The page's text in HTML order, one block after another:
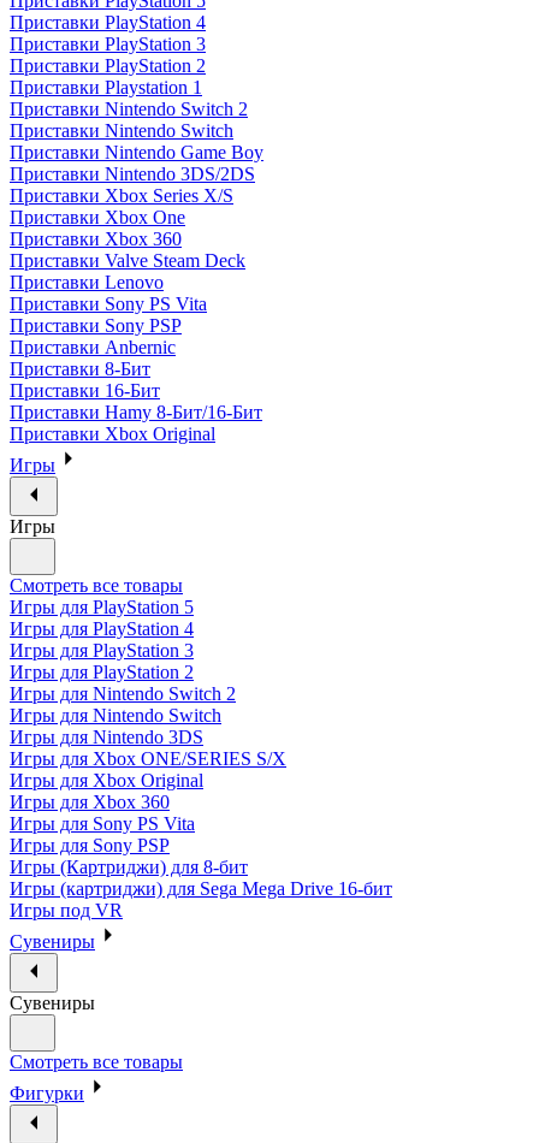
Приставки PlayStation 4
Приставки PlayStation 3
Приставки PlayStation 2
Приставки Playstation 1
Приставки Nintendo Switch 2
Приставки Nintendo Switch
Приставки Nintendo Game Boy
Приставки Nintendo 3DS/2DS
Приставки Xbox Series X/S
Приставки Xbox One
Приставки Xbox 360
Приставки Valve Steam Deck
Приставки Lenovo
Приставки Sony PS Vita
Приставки Sony PSP
Приставки Anbernic
Приставки 8-Бит
Приставки 16-Бит
Приставки Hamy 8-Бит/16-Бит
Приставки Xbox Original
Игры
Игры
Смотреть все товары
Игры для PlayStation 5
Игры для PlayStation 4
Игры для PlayStation 3
Игры для PlayStation 2
Игры для Nintendo Switch 2
Игры для Nintendo Switch
Игры для Nintendo 3DS
Игры для Xbox ONE/SERIES S/X
Игры для Xbox Original
Игры для Xbox 360
Игры для Sony PS Vita
Игры для Sony PSP
Игры (Картриджи) для 8-бит
Игры (картриджи) для Sega Mega Drive 16-бит
Игры под VR
Сувениры
Сувениры
Смотреть все товары
Фигурки